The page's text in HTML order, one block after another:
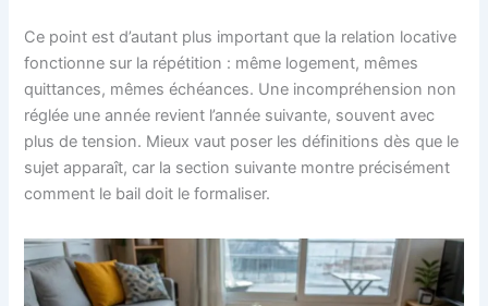
Ce point est d’autant plus important que la relation locative
fonctionne sur la répétition : même logement, mêmes
quittances, mêmes échéances. Une incompréhension non
réglée une année revient l’année suivante, souvent avec
plus de tension. Mieux vaut poser les définitions dès que le
sujet apparaît, car la section suivante montre précisément
comment le bail doit le formaliser.